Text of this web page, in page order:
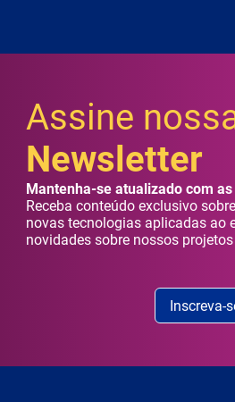
Assine
Newsletter
Mantenha-se atualizado com
Receba conteúdo exclusivo
novas tecnologias aplicadas ao
novidades sobre nossos
Inscreva-